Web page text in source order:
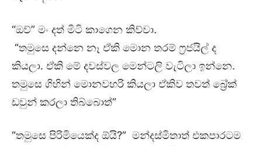
“ඔව්” මං දත් මිටි කාගෙන කිව්වා.
“තමුසෙ දන්නෙ නෑ ඒකි මොන තරම් ෆ්‍රජයිල් ද
කියලා. ඒකි මේ දවස්වල මෙන්ටලි වැටිලා ඉන්නෙ.
තමුසෙ ගිහින් මොනවහරි කියලා ඒකිව තවත් බ්‍රේක්
ඩවුන් කරලා තිබ්බොත්”
“තමුසෙ පිරිමියෙක්ද ඕයි?” මන්දස්මිතාත් එකපාරටම